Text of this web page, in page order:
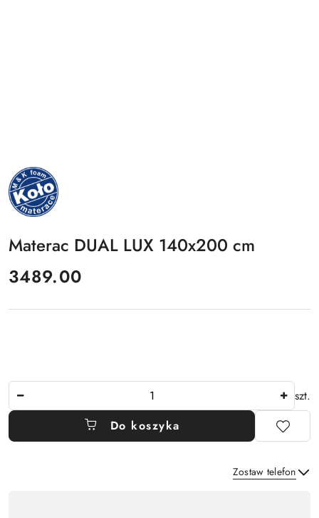
NAZWA
PRODUCENTA:
MKFOAM
Materac DUAL LUX 140x200 cm
cena:
3489.00
szt.
Do koszyka
Zostaw telefon